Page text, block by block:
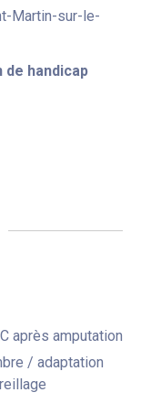
Martin-sur-le-
handicap
après amputation
/ adaptation